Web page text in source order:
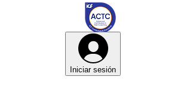
Iniciar sesión